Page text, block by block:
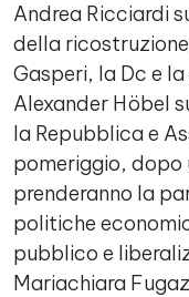
Andrea Ricciardi
della
Gasperi, la Dc e
Alexander Höbel
la Repubblica e
pomeriggio, dopo
prenderanno la
politiche
pubblico e
Mariachiara